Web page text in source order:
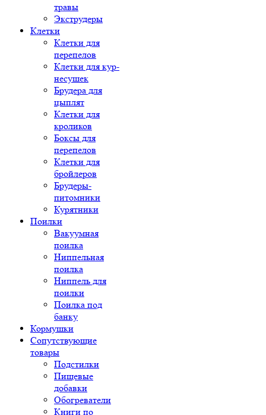
травы
Экструдеры
Клетки
Клетки для
перепелов
Клетки для кур-
несушек
Брудера для
цыплят
Клетки для
кроликов
Боксы для
перепелов
Клетки для
бройлеров
Брудеры-
питомники
Курятники
Поилки
Вакуумная
поилка
Ниппельная
поилка
Ниппель для
поилки
Поилка под
банку
Кормушки
Сопутствующие
товары
Подстилки
Пищевые
добавки
Обогреватели
Книги по